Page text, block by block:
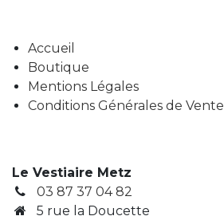
Accueil
Boutique
Mentions Légales
Conditions Générales de Vente
Le Vestiaire Metz
03 87 37 04 82
5 rue la Doucette